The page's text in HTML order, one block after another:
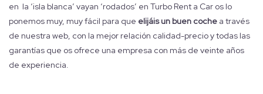
en la ‘isla blanca’ vayan ‘rodados’ en Turbo Rent a Car os lo
ponemos muy, muy fácil para que elijáis un buen coche a través
de nuestra web, con la mejor relación calidad-precio y todas las
garantías que os ofrece una empresa con más de veinte años
de experiencia.